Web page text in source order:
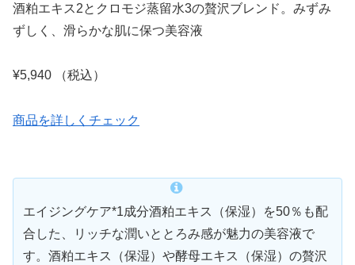
酒粕エキス2とクロモジ蒸留水3の贅沢ブレンド。みずみ
ずしく、滑らかな肌に保つ美容液
¥5,940 （税込）
商品を詳しくチェック
エイジングケア*1成分酒粕エキス（保湿）を50％も配
合した、リッチな潤いととろみ感が魅力の美容液で
す。酒粕エキス（保湿）や酵母エキス（保湿）の贅沢